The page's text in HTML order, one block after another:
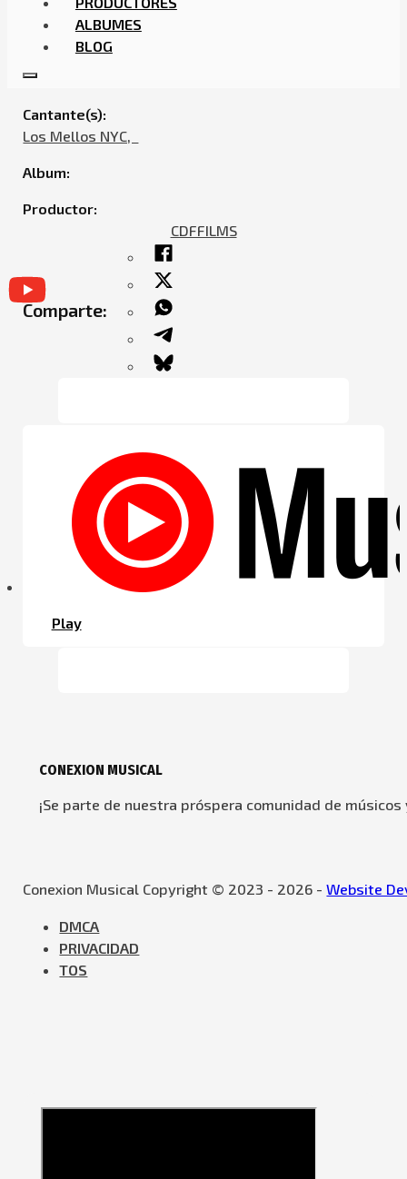
ALBUMES
BLOG
Cantante(s):
Los Mellos NYC,ㅤㅤ
Album:
Productor:
CDFFILMS
Comparte:
Play
CONEXION MUSICAL
¡Se parte de nuestra próspera comunidad de
Conexion Musical Copyright © 2023 - 2026 -Website
DMCA
PRIVACIDAD
TOS